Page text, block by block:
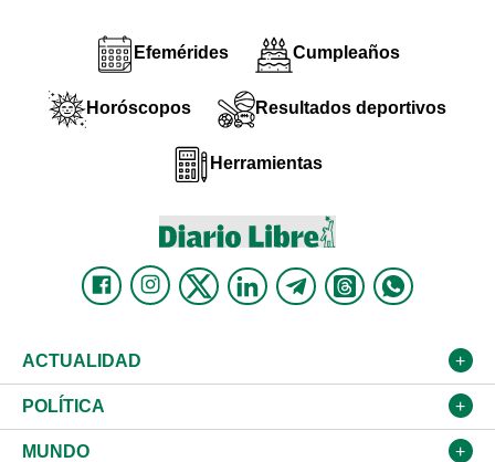
Efemérides Cumpleaños
Horóscopos Resultados deportivos
Herramientas
ACTUALIDAD
Nacional
Ciudad
POLÍTICA
Partidos
MUNDO